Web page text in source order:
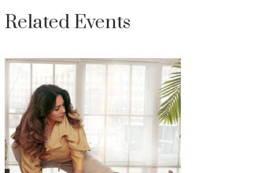
Related Events